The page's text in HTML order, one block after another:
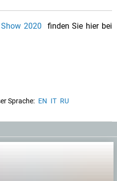
2020 finden Sie hier bei
Sprache: EN IT RU